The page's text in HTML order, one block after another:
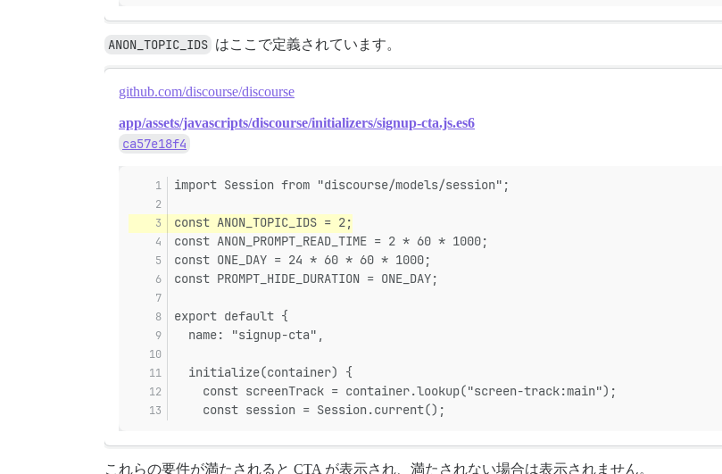
ANON_TOPIC_IDS はここで定義されています。
github.com/discourse/discourse
app/assets/javascripts/discourse/initializers/signup-cta.js.es6
ca57e18f4
import Session from "discourse/models/session";
const ANON_TOPIC_IDS = 2;
const ANON_PROMPT_READ_TIME = 2 * 60 * 1000;
const ONE_DAY = 24 * 60 * 60 * 1000;
const PROMPT_HIDE_DURATION = ONE_DAY;
export default {
  name: "signup-cta",
  initialize(container) {
    const screenTrack = container.lookup("screen-track:main");
    const session = Session.current();
これらの要件が満たされると CTA が表示され、満たされない場合は表示されません。